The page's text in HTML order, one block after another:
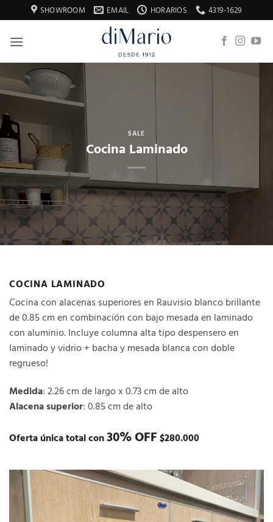
al
contenido
SHOWROOM EMAIL HORARIOS 4319-1629
SALE
Cocina Laminado
COCINA LAMINADO
Cocina con alacenas superiores en Rauvisio blanco brillante
de 0.85 cm en combinación con bajo mesada en laminado
con aluminio. Incluye columna alta tipo despensero en
laminado y vidrio + bacha y mesada blanca con doble
regrueso!
Medida: 2.26 cm de largo x 0.73 cm de alto
Alacena superior: 0.85 cm de alto
Oferta única total con30% OFF $280.000